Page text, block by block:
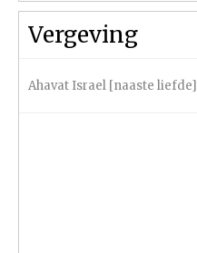
Vergeving
Ahavat Israel [naaste liefde]